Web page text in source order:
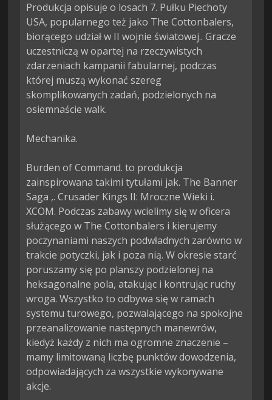
Produkcja opisuje o losach 7. Pułku Piechoty
USA, popularnego też jako The Cottonbalers,
biorącego udział w II wojnie światowej.. Gracze
uczestniczą w opartej na rzeczywistych
zdarzeniach kampanii fabularnej, podczas
której muszą wykonać szereg
skomplikowanych zadań, podzielonych na
osiemnaście walk.
Mechanika.
Burden of Command. to produkcja
zainspirowana takimi tytułami jak. The Banner
Saga ,. Crusader Kings II: Mroczne Wieki i.
XCOM. Podczas zabawy wcielimy się w oficera
służącego w The Cottonbalers i kierujemy
poczynaniami naszych podwładnych zarówno w
trakcie potyczki, jak i poza nią. W okresie starć
poruszamy się po planszy podzielonej na
heksagonalne pola, atakując i kontrując ruchy
wroga. Wszystko to odbywa się w ramach
systemu turowego, pozwalającego na spokojne
przeanalizowanie następnych manewrów,
kiedyż każdy z nich ma ogromne znaczenie –
mamy limitowaną liczbę punktów dowodzenia,
odpowiadających za wszystkie wykonywane
akcje.